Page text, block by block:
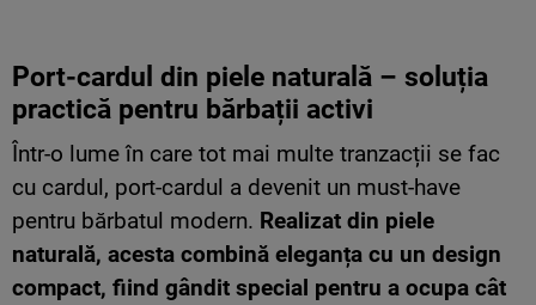
Port-cardul din piele naturală – soluția
practică pentru bărbații activi
Într-o lume în care tot mai multe tranzacții se fac
cu cardul, port-cardul a devenit un must-have
pentru bărbatul modern. Realizat din piele
naturală, acesta combină eleganța cu un design
compact, fiind gândit special pentru a ocupa cât